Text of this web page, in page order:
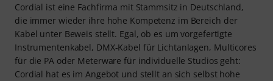
Cordial ist eine Fachfirma mit Stammsitz in Deutschland,
die immer wieder ihre hohe Kompetenz im Bereich der
Kabel unter Beweis stellt. Egal, ob es um vorgefertigte
Instrumentenkabel, DMX-Kabel für Lichtanlagen, Multicores
für die PA oder Meterware für individuelle Studios geht:
Cordial hat es im Angebot und stellt an sich selbst hohe